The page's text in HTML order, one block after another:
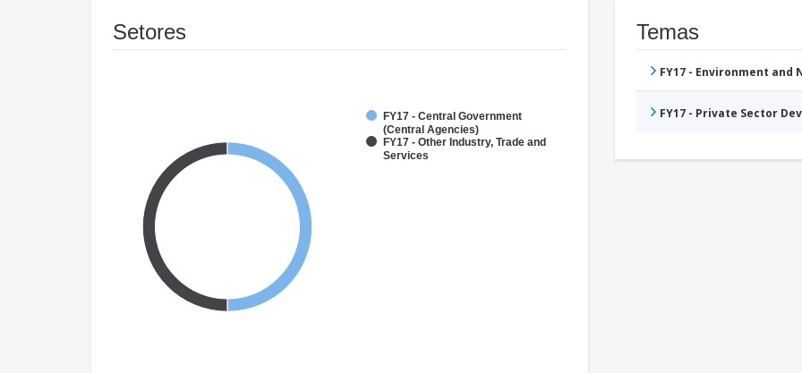
Setores
FY17 - Central Government
(Central Agencies)
FY17 - Other Industry, Trade and
Services
Temas
FY17 - Environment
FY17 - Private Sector